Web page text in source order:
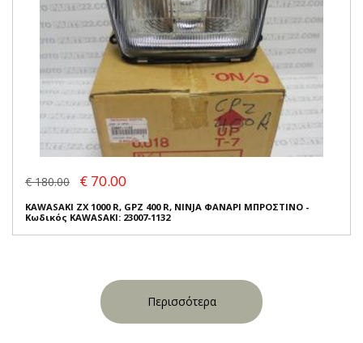
€ 180.00 € 70.00
KAWASAKI ZX 1000 R, GPZ 400 R, NINJA ΦΑΝΑΡΙ ΜΠΡΟΣΤΙΝΟ -
Κωδικός KAWASAKI: 23007-1132
Περισσότερα